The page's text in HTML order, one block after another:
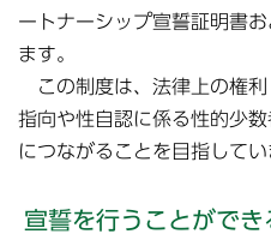
ートナーシップ宣誓証明書
ます。
この制度は、法律上の権利
指向や性自認に係る性的少
につながることを目指してい
宣誓を行うことができ